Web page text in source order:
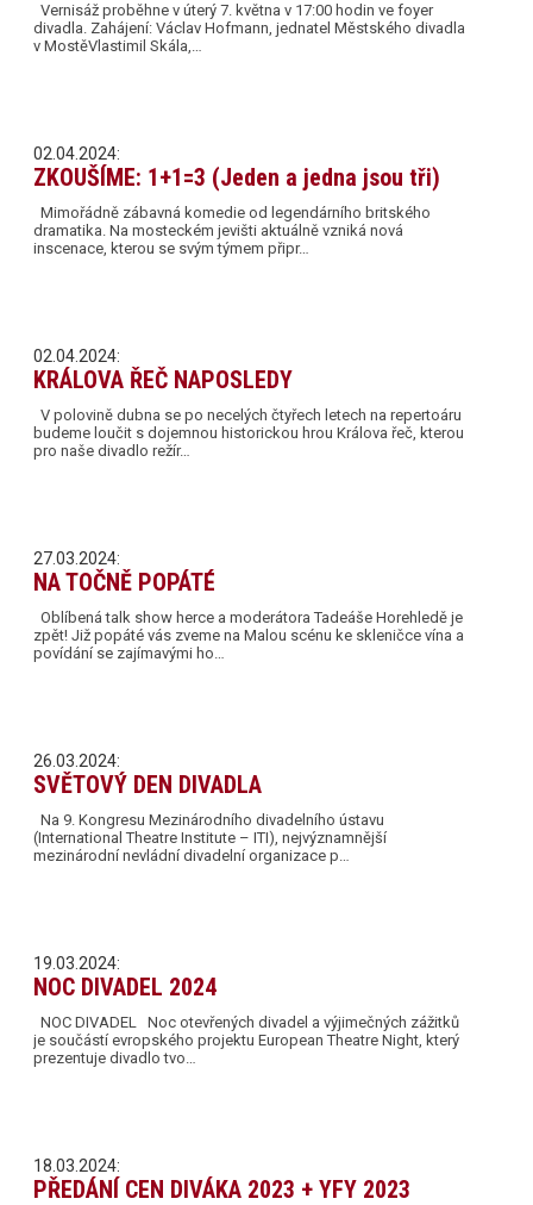
Vernisáž proběhne v úterý 7. května v 17:00 hodin ve foyer
divadla. Zahájení: Václav Hofmann, jednatel Městského divadla
v MostěVlastimil Skála,…
02.04.2024:
ZKOUŠÍME: 1+1=3 (Jeden a jedna jsou tři)
Mimořádně zábavná komedie od legendárního britského
dramatika. Na mosteckém jevišti aktuálně vzniká nová
inscenace, kterou se svým týmem připr…
02.04.2024:
KRÁLOVA ŘEČ NAPOSLEDY
V polovině dubna se po necelých čtyřech letech na repertoáru
budeme loučit s dojemnou historickou hrou Králova řeč, kterou
pro naše divadlo režír…
27.03.2024:
NA TOČNĚ POPÁTÉ
Oblíbená talk show herce a moderátora Tadeáše Horehledě je
zpět! Již popáté vás zveme na Malou scénu ke skleničce vína a
povídání se zajímavými ho…
26.03.2024:
SVĚTOVÝ DEN DIVADLA
Na 9. Kongresu Mezinárodního divadelního ústavu
(International Theatre Institute – ITI), nejvýznamnější
mezinárodní nevládní divadelní organizace p…
19.03.2024:
NOC DIVADEL 2024
NOC DIVADEL Noc otevřených divadel a výjimečných zážitků
je součástí evropského projektu European Theatre Night, který
prezentuje divadlo tvo…
18.03.2024:
PŘEDÁNÍ CEN DIVÁKA 2023 + YFY 2023